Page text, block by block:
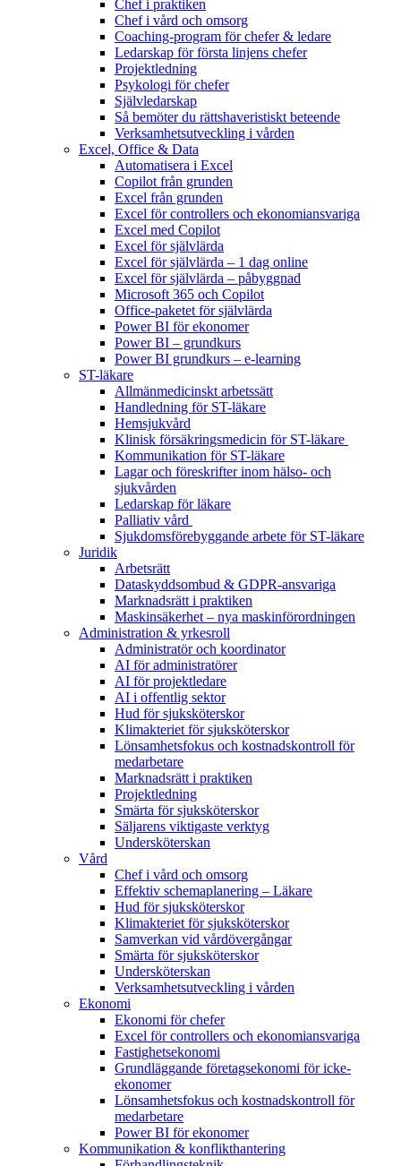
Chef i praktiken
Chef i vård och omsorg
Coaching-program för chefer & ledare
Ledarskap för första linjens chefer
Projektledning
Psykologi för chefer
Självledarskap
Så bemöter du rättshaveristiskt beteende
Verksamhetsutveckling i vården
Excel, Office & Data
Automatisera i Excel
Copilot från grunden
Excel från grunden
Excel för controllers och ekonomiansvariga
Excel med Copilot
Excel för självlärda
Excel för självlärda – 1 dag online
Excel för självlärda – påbyggnad
Microsoft 365 och Copilot
Office-paketet för självlärda
Power BI för ekonomer
Power BI – grundkurs
Power BI grundkurs – e-learning
ST-läkare
Allmänmedicinskt arbetssätt
Handledning för ST-läkare
Hemsjukvård
Klinisk försäkringsmedicin för ST-läkare
Kommunikation för ST-läkare
Lagar och föreskrifter inom hälso- och
sjukvården
Ledarskap för läkare
Palliativ vård
Sjukdomsförebyggande arbete för ST-läkare
Juridik
Arbetsrätt
Dataskyddsombud & GDPR-ansvariga
Marknadsrätt i praktiken
Maskinsäkerhet – nya maskinförordningen
Administration & yrkesroll
Administratör och koordinator
AI för administratörer
AI för projektledare
AI i offentlig sektor
Hud för sjuksköterskor
Klimakteriet för sjuksköterskor
Lönsamhetsfokus och kostnadskontroll för
medarbetare
Marknadsrätt i praktiken
Projektledning
Smärta för sjuksköterskor
Säljarens viktigaste verktyg
Undersköterskan
Vård
Chef i vård och omsorg
Effektiv schemaplanering – Läkare
Hud för sjuksköterskor
Klimakteriet för sjuksköterskor
Samverkan vid vårdövergångar
Smärta för sjuksköterskor
Undersköterskan
Verksamhetsutveckling i vården
Ekonomi
Ekonomi för chefer
Excel för controllers och ekonomiansvariga
Fastighetsekonomi
Grundläggande företagsekonomi för icke-
ekonomer
Lönsamhetsfokus och kostnadskontroll för
medarbetare
Power BI för ekonomer
Kommunikation & konflikthantering